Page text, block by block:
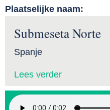
Plaatselijke naam:
Submeseta Norte
Spanje
Lees verder